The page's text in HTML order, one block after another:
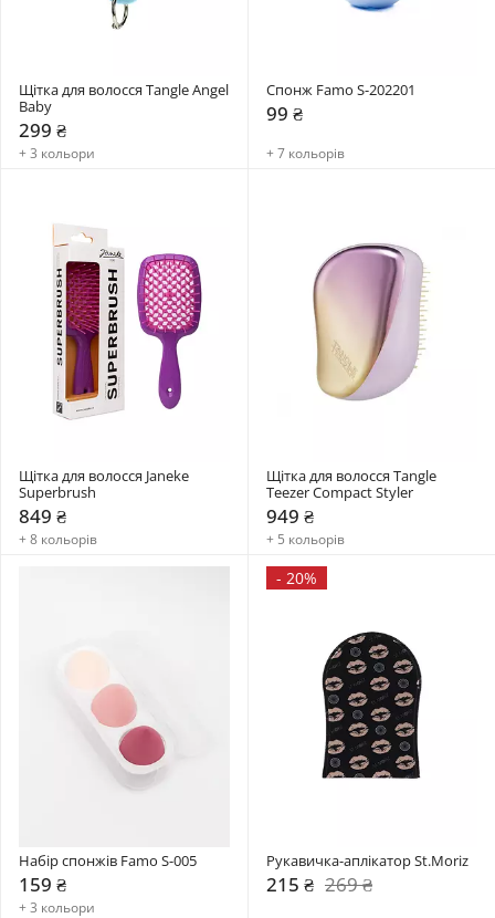
Щітка для волосся Tangle Angel
Baby
299 ₴
+ 3 кольори
Спонж Famo S-202201
99 ₴
+ 7 кольорів
Щітка для волосся Janeke
Superbrush
849 ₴
+ 8 кольорів
Щітка для волосся Tangle
Teezer Compact Styler
949 ₴
+ 5 кольорів
Набір спонжів Famo S-005
159 ₴
+ 3 кольори
- 20%
Рукавичка-аплікатор St.Moriz
215 ₴ 269 ₴